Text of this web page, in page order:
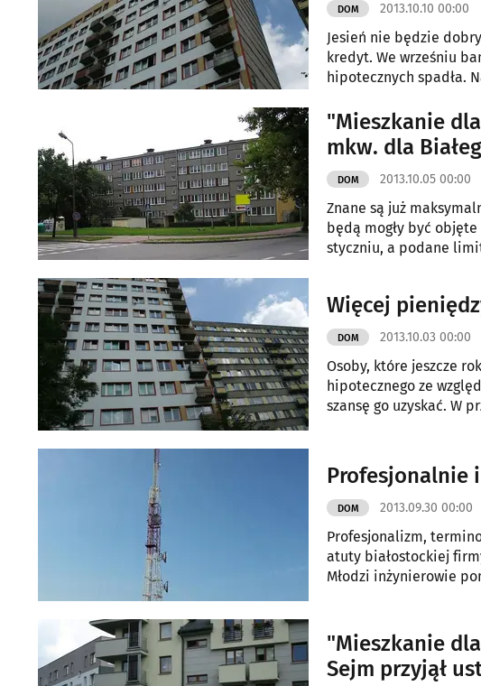
DOM 2013.10.10 00:00
Jesień nie będzie
kredyt. We wrześniu
hipotecznych spadła.
"Mieszkanie
mkw. dla
DOM 2013.10.05 00:00
Znane są już
będą mogły być
styczniu, a podane
Więcej
DOM 2013.10.03 00:00
Osoby, które jeszcze
hipotecznego ze
szansę go uzyskać. W
Profesjonalnie
DOM 2013.09.30 00:00
Profesjonalizm,
atuty białostockiej
Młodzi inżynierowie
"Mieszkanie
Sejm przyjął